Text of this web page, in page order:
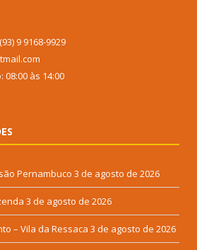
9 9168-9929
às 14:00
Pernambuco 3 de agosto de 2026
3 de agosto de 2026
– Vila da Ressaca 3 de agosto de 2026